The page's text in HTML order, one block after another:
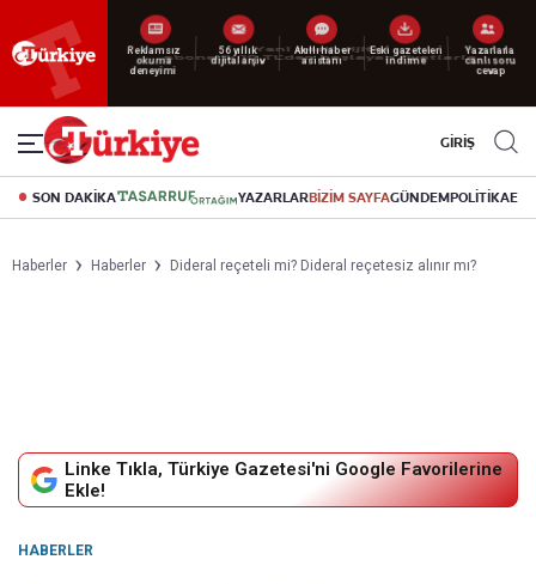
Reklamsız
okuma
deneyimi
56 yıllık
dijital arşiv
Akıllı haber
asistanı
Eski gazeteleri
indirme
Yazarlarla
canlı soru
cevap
GİRİŞ
SON DAKİKA YAZARLARBİZİM SAYFAGÜNDEMPOLİTİKA
Haberler Haberler Dideral reçeteli mi? Dideral reçetesiz alınır mı?
Linke Tıkla, Türkiye Gazetesi'ni Google Favorilerine
Ekle!
HABERLER